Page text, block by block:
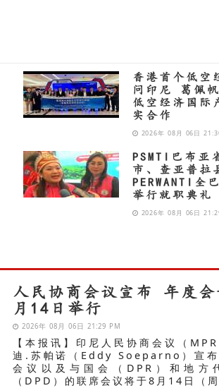
香港首个低空
问印尼 葛佩
低空经济国际
实合作
2026年 08月 06日
PSMTI巴布亚
市、查亚普拉
PERWANTI全
举行就职典礼
2026年 08月 06日
人民协商会议宣布 年度会
月14日举行
2026年 08月 06日 21:29 PM
【本报讯】印尼人民协商会议（
迪.苏帕诺（Eddy Soeparno）宣布
会议以及与国会（DPR）和地方
（DPD）的联席会议将于8月14日（